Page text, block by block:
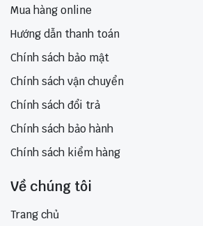
Mua hàng online
Hướng dẫn thanh toán
Chính sách bảo mật
Chính sách vận chuyển
Chính sách đổi trả
Chính sách bảo hành
Chính sách kiểm hàng
Về chúng tôi
Trang chủ